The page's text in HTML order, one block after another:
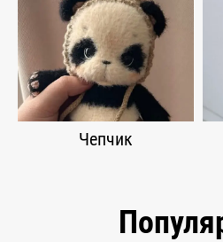
Чепчик